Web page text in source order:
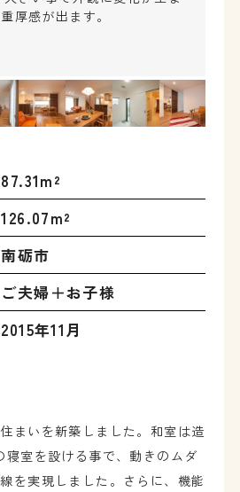
厚感が出ます。
87.31m²
126.07m²
南砺市
ご夫婦＋お子様
2015年11月
まいを新築しました。和室は造
寝室を設ける事で、動きのムダ
を実現しました。さらに、機能